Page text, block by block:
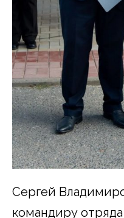
Сергей
командиру